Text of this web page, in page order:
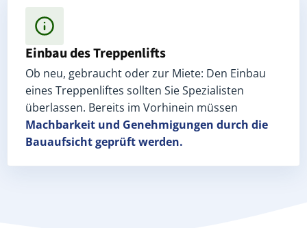
Einbau des Treppenlifts
Ob neu, gebraucht oder zur Miete: Den Einbau
eines Treppenliftes sollten Sie Spezialisten
überlassen. Bereits im Vorhinein müssen
Machbarkeit und Genehmigungen durch die
Bauaufsicht geprüft werden.